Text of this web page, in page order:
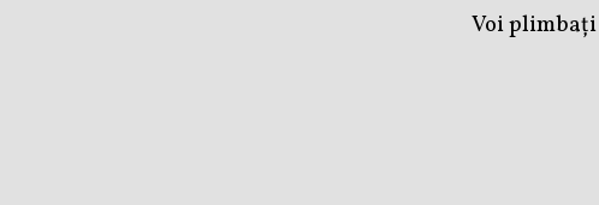
Voi plimbați